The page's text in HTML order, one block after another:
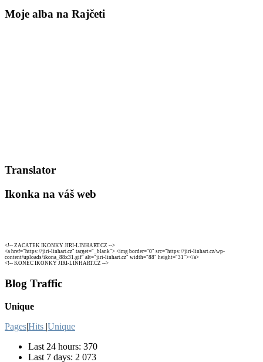
Moje alba na Rajčeti
Translator
Ikonka na váš web
<!-- ZACATEK IKONKY JIRI-LINHART.CZ -->
<a href="https://jiri-linhart.cz" target="_blank"> <img border="0" src="https://jiri-linhart.cz/wp-
content/uploads/ikona_88x31.gif" alt="jiri-linhart.cz" width="88" height="31"></a>
<!-- KONEC IKONKY JIRI-LINHART.CZ -->
Blog Traffic
Unique
Pages|Hits |Unique
Last 24 hours: 370
Last 7 days: 2 073